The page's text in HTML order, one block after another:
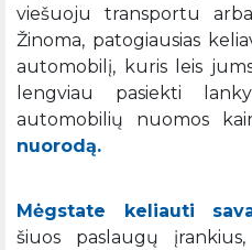
viešuoju transportu
Žinoma, patogiausias
automobilį, kuris leis
lengviau pasiekti
automobilių nuomos
nuorodą.
Mėgstate keliauti
šiuos paslaugų